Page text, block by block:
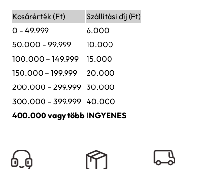
Kosárérték (Ft)
Szállítási díj (Ft)
0 – 49.999
6.000
50.000 – 99.999
10.000
100.000 – 149.999
15.000
150.000 – 199.999
20.000
200.000 – 299.999 30.000
300.000 – 399.999 40.000
400.000 vagy több INGYENES